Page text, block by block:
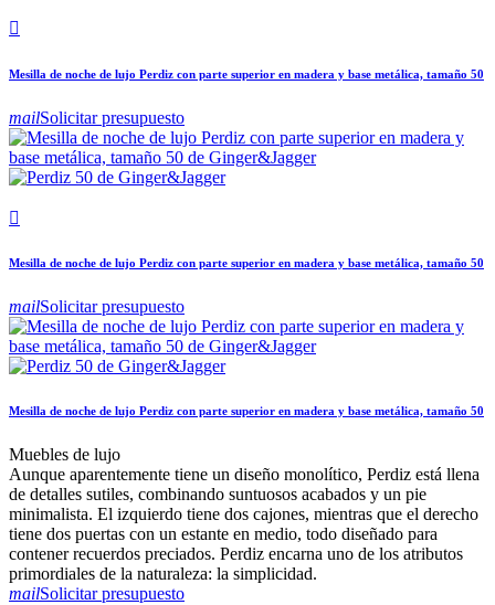

Mesilla de noche de lujo Perdiz con parte superior en madera y base metálica, tamaño 50
mailSolicitar presupuesto

Mesilla de noche de lujo Perdiz con parte superior en madera y base metálica, tamaño 50
mailSolicitar presupuesto
Mesilla de noche de lujo Perdiz con parte superior en madera y base metálica, tamaño 50
Muebles de lujo
Aunque aparentemente tiene un diseño monolítico, Perdiz está llena
de detalles sutiles, combinando suntuosos acabados y un pie
minimalista. El izquierdo tiene dos cajones, mientras que el derecho
tiene dos puertas con un estante en medio, todo diseñado para
contener recuerdos preciados. Perdiz encarna uno de los atributos
primordiales de la naturaleza: la simplicidad.
mailSolicitar presupuesto